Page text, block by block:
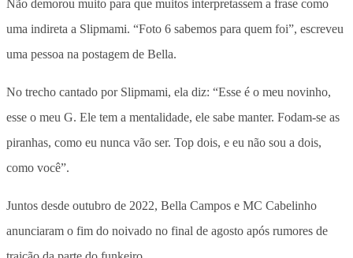
Não demorou muito para que muitos interpretassem a frase como
uma indireta a Slipmami. “Foto 6 sabemos para quem foi”, escreveu
uma pessoa na postagem de Bella.
No trecho cantado por Slipmami, ela diz: “Esse é o meu novinho,
esse o meu G. Ele tem a mentalidade, ele sabe manter. Fodam-se as
piranhas, como eu nunca vão ser. Top dois, e eu não sou a dois,
como você”.
Juntos desde outubro de 2022, Bella Campos e MC Cabelinho
anunciaram o fim do noivado no final de agosto após rumores de